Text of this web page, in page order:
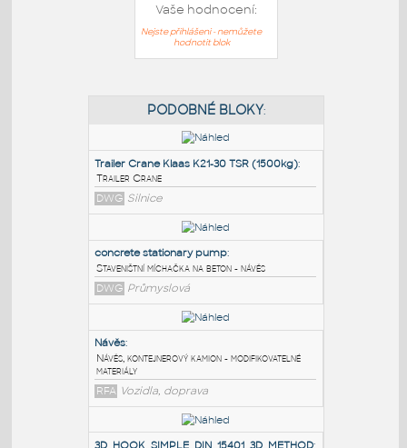
Vaše hodnocení:
Nejste přihlášeni - nemůžete
hodnotit blok
PODOBNÉ BLOKY
Trailer Crane Klaas K21-30 TSR (1500kg)
Trailer Crane
DWG
Silnice
concrete stationary pump
Staveništní míchačka na beton - návěs